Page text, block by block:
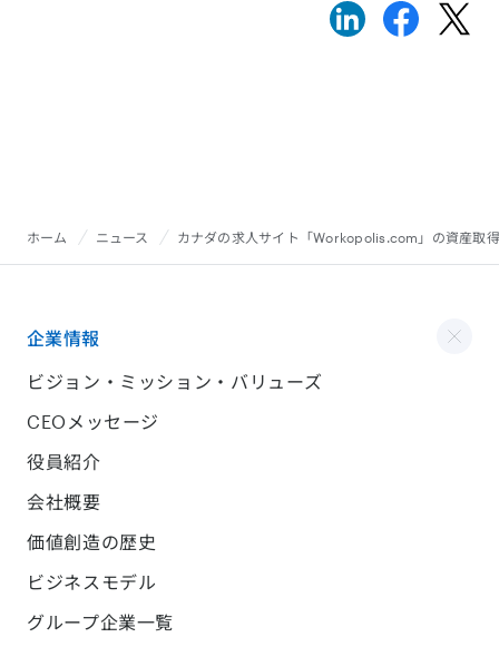
ホーム ニュース カナダの求人サイト「Workopolis.com」の資産取
企業情報
ビジョン・ミッション・バリューズ
CEOメッセージ
役員紹介
会社概要
価値創造の歴史
ビジネスモデル
グループ企業一覧